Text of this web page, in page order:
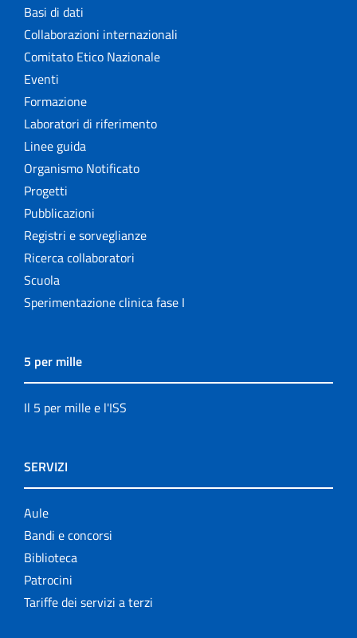
Basi di dati
Collaborazioni internazionali
Comitato Etico Nazionale
Eventi
Formazione
Laboratori di riferimento
Linee guida
Organismo Notificato
Progetti
Pubblicazioni
Registri e sorveglianze
Ricerca collaboratori
Scuola
Sperimentazione clinica fase I
5 per mille
Il 5 per mille e l'ISS
SERVIZI
Aule
Bandi e concorsi
Biblioteca
Patrocini
Tariffe dei servizi a terzi